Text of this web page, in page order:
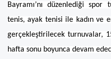
Bayramı’nı düzenlediği spor
tenis, ayak tenisi ile kadın ve
gerçekleştirilecek turnuvalar,
hafta sonu boyunca devam